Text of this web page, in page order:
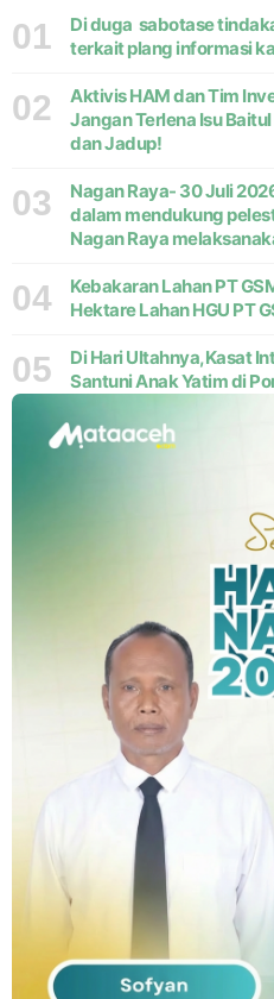
01
Di duga sabotase
terkait plang informasi
02
Aktivis HAM dan Tim
Jangan Terlena Isu
dan Jadup!
03
Nagan Raya- 30 Juli
dalam mendukung
Nagan Raya
Kecamatan Beutong,
04
Kebakaran Lahan PT
Hektare Lahan HGU PT
05
Di Hari Ultahnya,Kasat
Santuni Anak Yatim di